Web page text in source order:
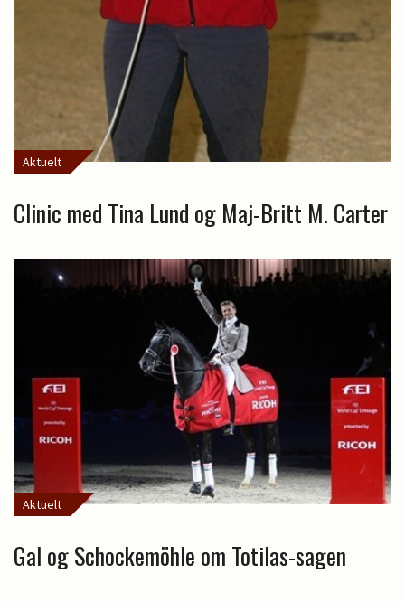
Aktuelt
Clinic med Tina Lund og Maj-Britt M. Carter
Aktuelt
Gal og Schockemöhle om Totilas-sagen